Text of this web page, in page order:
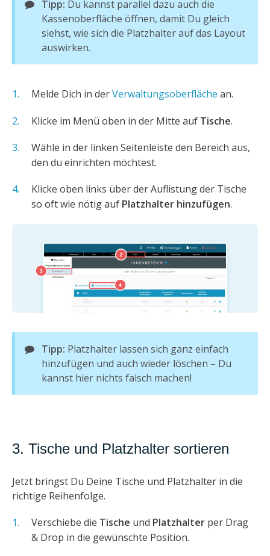
Tipp: Du kannst parallel dazu auch die
Kassenoberfläche öffnen, damit Du gleich
siehst, wie sich die Platzhalter auf das Layout
auswirken.
Melde Dich in derVerwaltungsoberfläche an.
Klicke im Menü oben in der Mitte auf Tische.
Wähle in der linken Seitenleiste den Bereich aus,
den du einrichten möchtest.
Klicke oben links über der Auflistung der Tische
so oft wie nötig auf Platzhalter hinzufügen.
Tipp: Platzhalter lassen sich ganz einfach
hinzufügen und auch wieder löschen – Du
kannst hier nichts falsch machen!
3. Tische und Platzhalter sortieren
Jetzt bringst Du Deine Tische und Platzhalter in die
richtige Reihenfolge.
Verschiebe die Tische und Platzhalter per Drag
& Drop in die gewünschte Position.